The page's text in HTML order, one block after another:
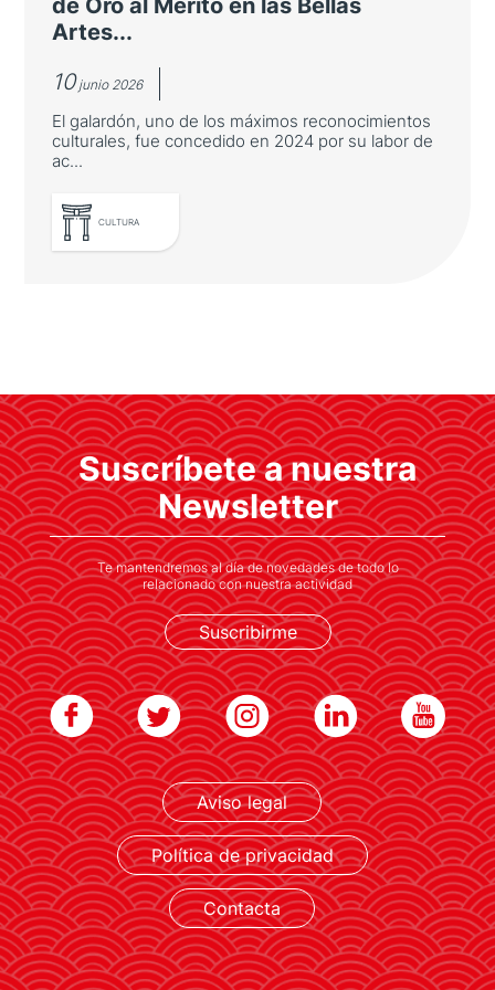
LEER MÁS
Artes...
10junio 2026
El galardón, uno de los máximos reconocimientos
culturales, fue concedido en 2024 por su labor de
ac...
CULTURA
El galardón, uno de los máximos
reconocimientos culturales, fue concedido
en 2024 por su labor de acercar a España la
cultura japonesa
LEER MÁS
Suscríbete a nuestra
Newsletter
Te mantendremos al día de novedades de todo lo
relacionado con nuestra actividad
Suscribirme
Aviso legal
Política de privacidad
Contacta